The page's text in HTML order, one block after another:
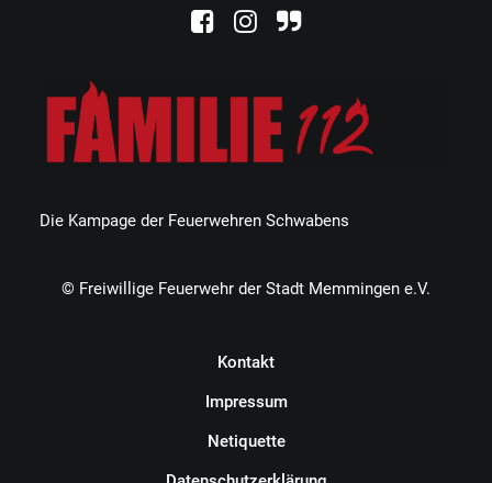
Die Kampage der Feuerwehren Schwabens
© Freiwillige Feuerwehr der Stadt Memmingen e.V.
Kontakt
Impressum
Netiquette